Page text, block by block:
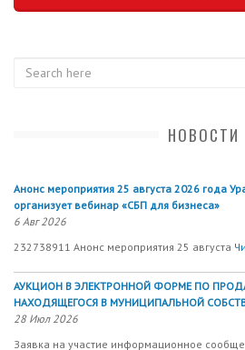
НОВОСТИ
Анонс мероприятия 25 августа 2026 года
организует вебинар «СБП для бизнеса»
6 Авг 2026
232738911 Анонс мероприятия 25 августа
АУКЦИОН В ЭЛЕКТРОННОЙ ФОРМЕ ПО
НАХОДЯЩЕГОСЯ В МУНИЦИПАЛЬНОЙ
28 Июл 2026
Заявка на участие информационное